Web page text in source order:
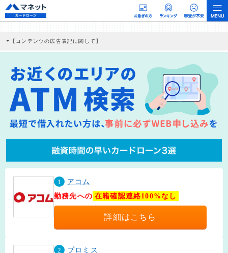
【コンテンツの広告表記に関して】
社に対して企業から紹介報酬が支払われるという収益モデルです。 ただし、特定の
商品を根拠なくPRするものではなく、当編集部の調査／ユーザーへの口コミ収集な
どに基づき、公平性を担保した情報提供を行っています。
>提携企業一覧
1
アコム
勤務先への 在籍確認連絡100%なし
詳細はこちら
2
プロミス